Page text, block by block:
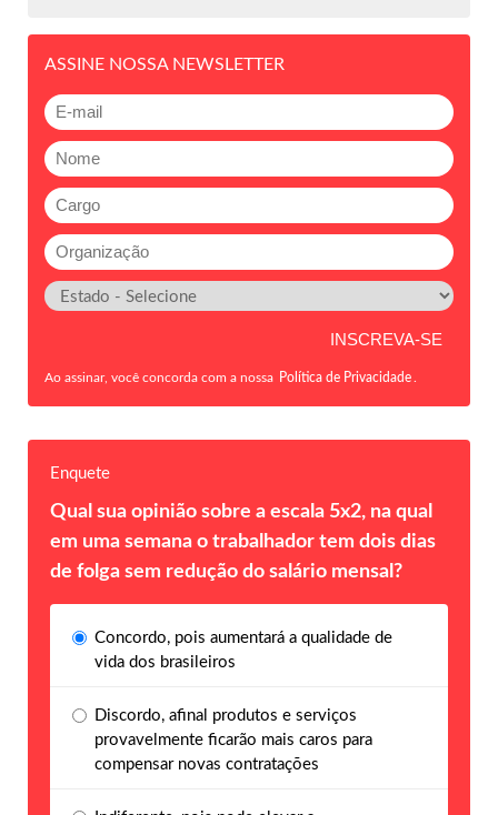
ASSINE NOSSA NEWSLETTER
Ao assinar, você concorda com a nossa Política de Privacidade
Enquete
Qual sua opinião sobre a escala 5x2, na qual
em uma semana o trabalhador tem dois dias
de folga sem redução do salário mensal?
Concordo, pois aumentará a qualidade de
vida dos brasileiros
Discordo, afinal produtos e serviços
provavelmente ficarão mais caros para
compensar novas contratações